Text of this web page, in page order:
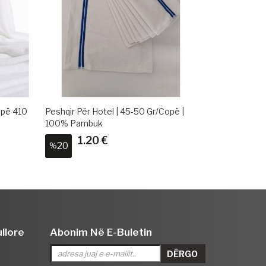
|
Peshqir Banje Hoteli | 225 G/copë 500
GSM | 100% Pambuk
%6 16.50 €
Abonim Në E-Buletin